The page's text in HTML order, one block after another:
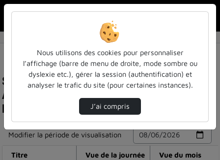
Statistiques de visualisation de la vidéo
Autres lieux, autres temps...
la diversification des publics
Modifier la période de visualisation
Titre Vue de la journée Vue du mois
Nous utilisons des cookies pour personnaliser
l’affichage (barre de menu de droite, mode sombre ou
dyslexie etc.), gérer la session (authentification) et
analyser le trafic du site (pour certaines instances).
J’ai compris